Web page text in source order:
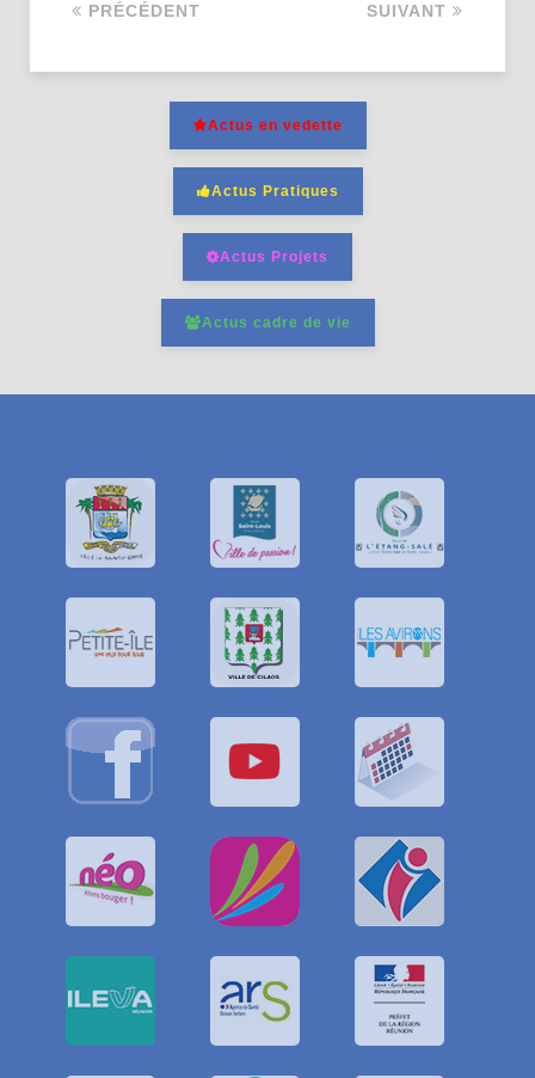
PRÉCÉDENT SUIVANT
Actus en vedette
Actus Pratiques
Actus Projets
Actus cadre de vie